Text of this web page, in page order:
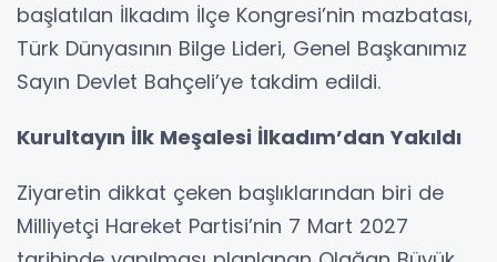
başlatılan İlkadım İlçe Kongresi’nin mazbatası,
Türk Dünyasının Bilge Lideri, Genel Başkanımız
Sayın Devlet Bahçeli’ye takdim edildi.
Kurultayın İlk Meşalesi İlkadım’dan Yakıldı
Ziyaretin dikkat çeken başlıklarından biri de
Milliyetçi Hareket Partisi’nin 7 Mart 2027